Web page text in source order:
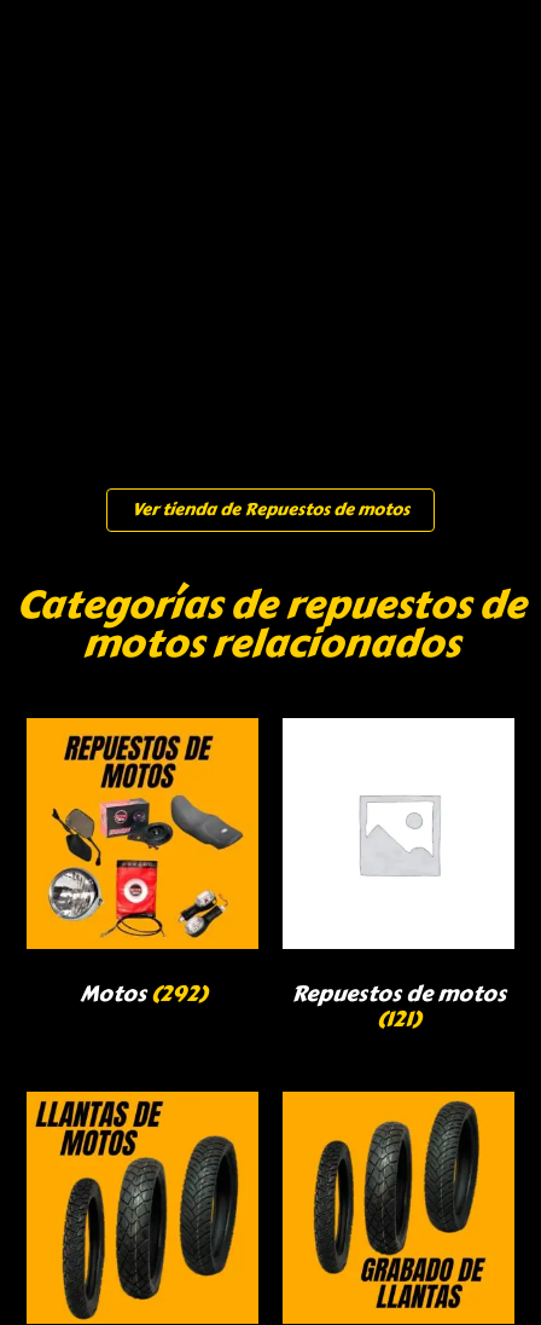
Ver tienda de Repuestos de motos
Categorías de repuestos de
motos relacionados
Motos(292) Repuestos de motos
(121)